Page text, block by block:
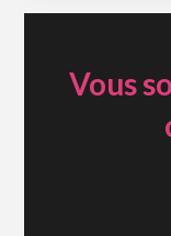
Vous